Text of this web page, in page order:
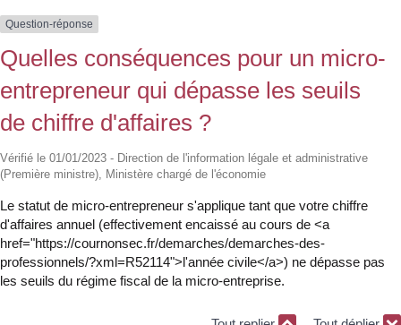
Question-réponse
Quelles conséquences pour un micro-
entrepreneur qui dépasse les seuils
de chiffre d'affaires ?
Vérifié le 01/01/2023 - Direction de l'information légale et administrative
(Première ministre), Ministère chargé de l'économie
Le statut de micro-entrepreneur s'applique tant que votre chiffre
d'affaires annuel (effectivement encaissé au cours de <a
href="https://cournonsec.fr/demarches/demarches-des-
professionnels/?xml=R52114">l'année civile</a>) ne dépasse pas
les seuils du régime fiscal de la micro-entreprise.